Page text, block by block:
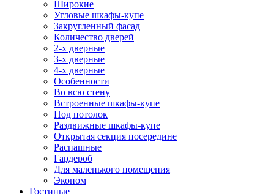
Широкие
Угловые шкафы-купе
Закругленный фасад
Количество дверей
2-х дверные
3-х дверные
4-х дверные
Особенности
Во всю стену
Встроенные шкафы-купе
Под потолок
Раздвижные шкафы-купе
Открытая секция посередине
Распашные
Гардероб
Для маленького помещения
Эконом
Гостиные